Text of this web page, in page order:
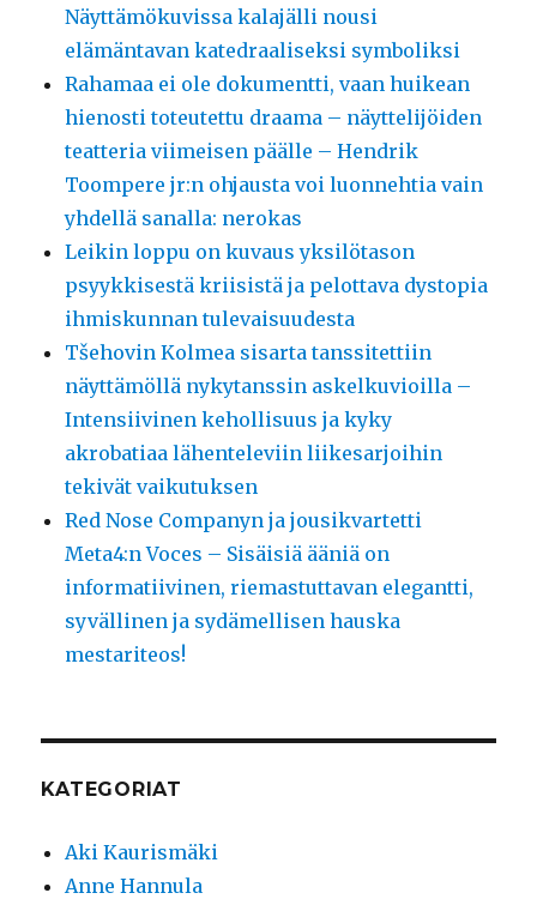
Näyttämökuvissa kalajälli nousi
elämäntavan katedraaliseksi symboliksi
Rahamaa ei ole dokumentti, vaan huikean
hienosti toteutettu draama – näyttelijöiden
teatteria viimeisen päälle – Hendrik
Toompere jr:n ohjausta voi luonnehtia vain
yhdellä sanalla: nerokas
Leikin loppu on kuvaus yksilötason
psyykkisestä kriisistä ja pelottava dystopia
ihmiskunnan tulevaisuudesta
Tšehovin Kolmea sisarta tanssitettiin
näyttämöllä nykytanssin askelkuvioilla –
Intensiivinen kehollisuus ja kyky
akrobatiaa lähenteleviin liikesarjoihin
tekivät vaikutuksen
Red Nose Companyn ja jousikvartetti
Meta4:n Voces – Sisäisiä ääniä on
informatiivinen, riemastuttavan elegantti,
syvällinen ja sydämellisen hauska
mestariteos!
KATEGORIAT
Aki Kaurismäki
Anne Hannula